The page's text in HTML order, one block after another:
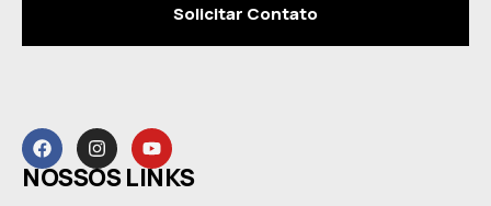
Solicitar Contato
NOSSOS LINKS